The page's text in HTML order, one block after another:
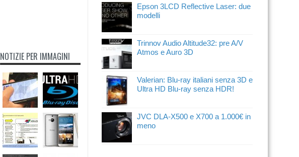
NOTIZIE PER IMMAGINI
Epson 3LCD Reflective Laser: due
modelli
Trinnov Audio Altitude32: pre A/V
Atmos e Auro 3D
Valerian: Blu-ray italiani senza 3D e
Ultra HD Blu-ray senza HDR!
JVC DLA-X500 e X700 a 1.000€ in
meno